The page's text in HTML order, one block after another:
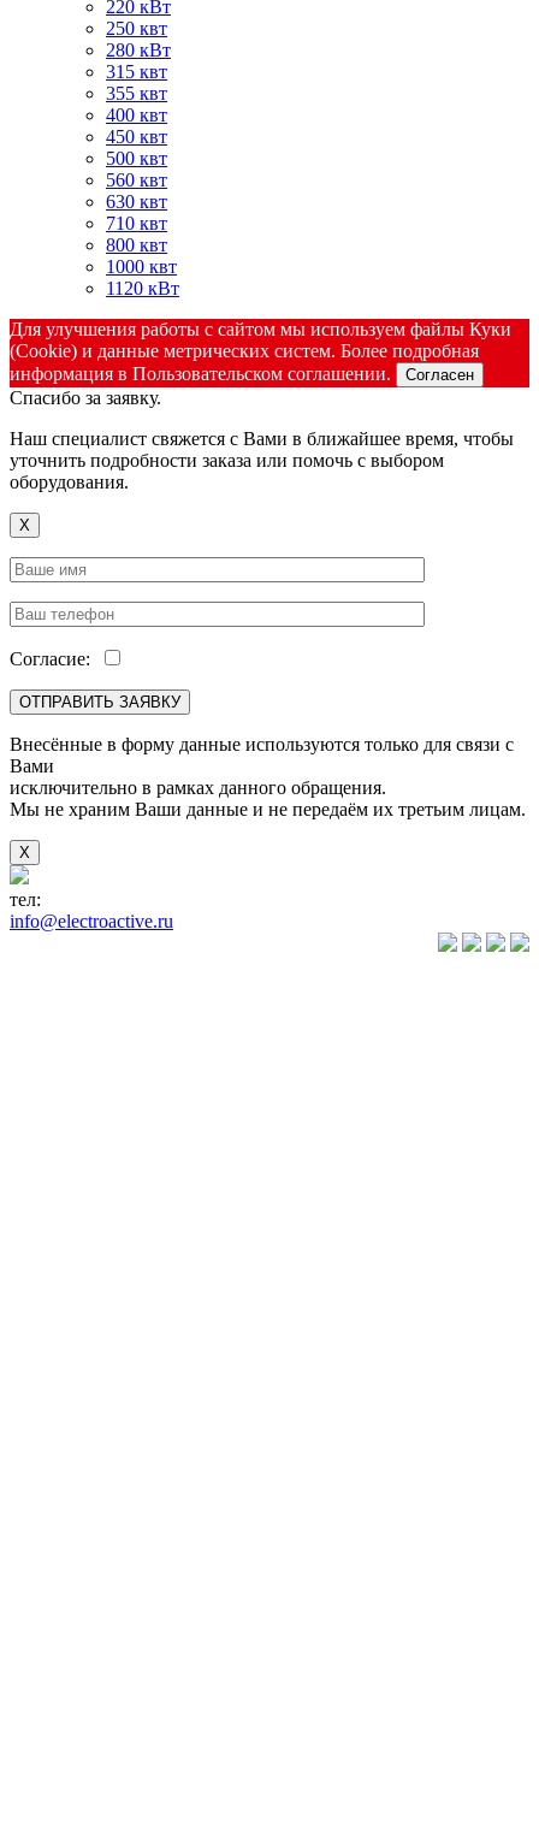
220 кВт
250 квт
280 кВт
315 квт
355 квт
400 квт
450 квт
500 квт
560 квт
630 квт
710 квт
800 квт
1000 квт
1120 кВт
Для улучшения работы с сайтом мы используем файлы Куки
(Cookie) и данные метрических систем. Более подробная
информация в Пользовательском соглашении.
Согласен
Спасибо за заявку.
Наш специалист свяжется с Вами в ближайшее время, чтобы
уточнить подробности заказа или помочь с выбором
оборудования.
X
Согласие:
Внесённые в форму данные используются только для связи с
Вами
исключительно в рамках данного обращения.
Мы не храним Ваши данные и не передаём их третьим лицам.
X
тел:
info@electroactive.ru